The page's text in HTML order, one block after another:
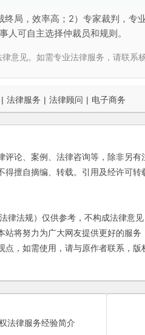
终局，效率高；2）专家裁判，
人可自主选择仲裁员和规则。
律意见。如需专业法律服务，请联
| 法律服务 | 法律顾问 | 电子商务
评论、案例、法律咨询等，除非另
得擅自摘编、转载。引用及经许可
法规）仅供参考，不构成法律意见
站将努力为广大网友提供更好的服
，如需使用，请与原作者联系，版
法律服务经验简介